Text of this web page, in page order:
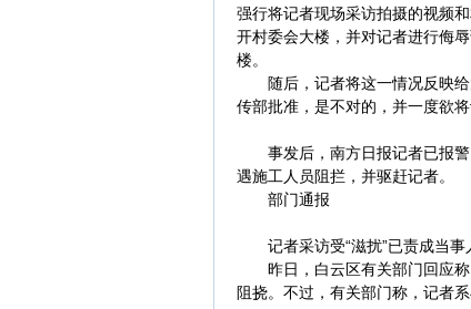
强行将记者现场采访拍摄的视频
开村委会大楼，并对记者进行侮
楼。
随后，记者将这一情况反映给
传部批准，是不对的，并一度欲
事发后，南方日报记者已报警
遇施工人员阻拦，并驱赶记者。
部门通报
记者采访受“滋扰”已责成当事
昨日，白云区有关部门回应称
阻挠。不过，有关部门称，记者系